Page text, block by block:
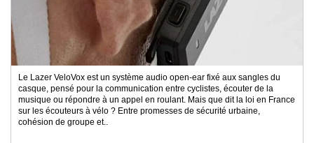
Le Lazer VeloVox est un système audio open-ear fixé aux sangles du
casque, pensé pour la communication entre cyclistes, écouter de la
musique ou répondre à un appel en roulant. Mais que dit la loi en France
sur les écouteurs à vélo ? Entre promesses de sécurité urbaine,
cohésion de groupe et..